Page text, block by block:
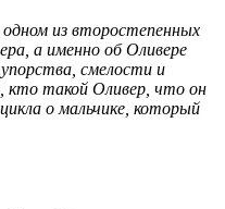
из второстепенных
а именно об Оливере
смелости и
кто такой Оливер, что он
о мальчике, который